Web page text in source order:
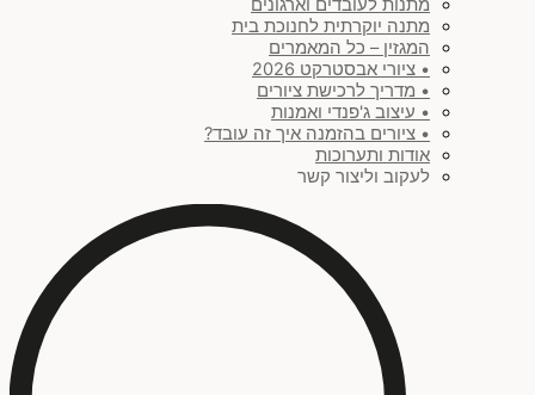
מתנה יוקרתית לחנוכת בית
המגזין – כל המאמרים
• ציורי אבסטרקט 2026
• מדריך לרכישת ציורים
• עיצוב ג'פנדי ואמנות
• ציורים בהזמנה איך זה עובד?
אודות ותערוכות
לעקוב וליצור קשר